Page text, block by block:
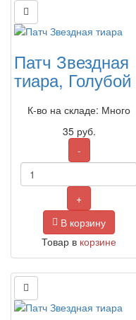
Патч Звездная
тиара, Голубой
К-во на складе: Много
35 руб.
-
+
В корзину
Товар в корзине